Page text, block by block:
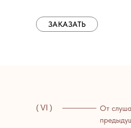
ЗАКАЗАТЬ
( VI )
От